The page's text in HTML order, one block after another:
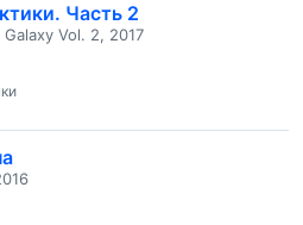
Часть 2
Vol. 2, 2017